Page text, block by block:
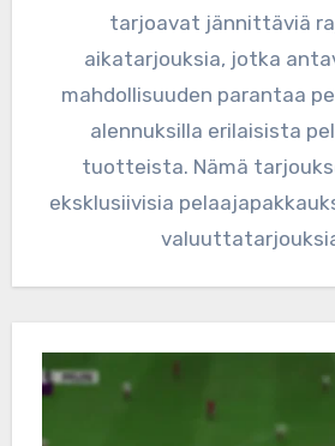
tarjoavat jännittäviä
aikatarjouksia, jotka
mahdollisuuden parantaa
alennuksilla erilaisista
tuotteista. Nämä
eksklusiivisia